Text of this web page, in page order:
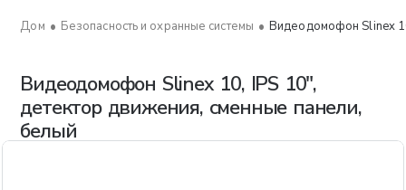
Видеодомофон Slinex 10, IPS 10",
детектор движения, сменные панели,
белый
Безопасность и охранные системы Видеодомофон Slinex